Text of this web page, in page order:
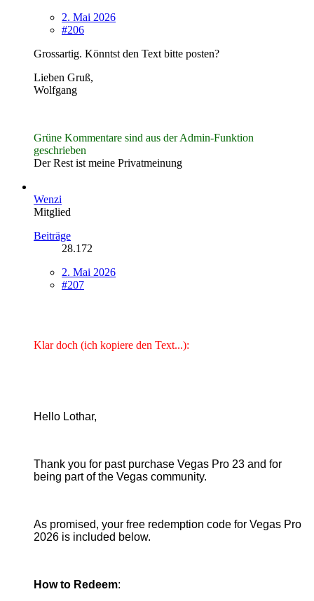
2. Mai 2026
#206
Grossartig. Könntst den Text bitte posten?
Lieben Gruß,
Wolfgang
Grüne Kommentare sind aus der Admin-Funktion
geschrieben
Der Rest ist meine Privatmeinung
Wenzi
Mitglied
Beiträge
28.172
2. Mai 2026
#207
Klar doch (ich kopiere den Text...):
Hello Lothar,
Thank you for past purchase Vegas Pro 23 and for
being part of the Vegas community.
As promised, your free redemption code for Vegas Pro
2026 is included below.
How to Redeem: